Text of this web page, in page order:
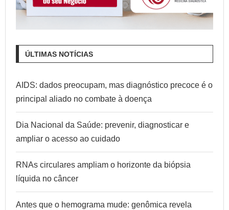
ÚLTIMAS NOTÍCIAS
AIDS: dados preocupam, mas diagnóstico precoce é o
principal aliado no combate à doença
Dia Nacional da Saúde: prevenir, diagnosticar e
ampliar o acesso ao cuidado
RNAs circulares ampliam o horizonte da biópsia
líquida no câncer
Antes que o hemograma mude: genômica revela